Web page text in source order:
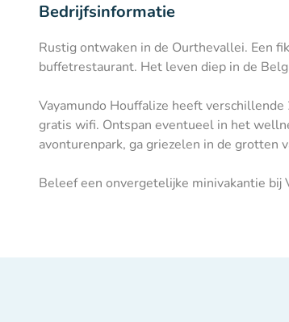
Bedrijfsinformatie
Rustig ontwaken in de Ourthevallei. Een
buffetrestaurant. Het leven diep in de
Vayamundo Houffalize heeft
gratis wifi. Ontspan eventueel in het
avonturenpark, ga griezelen in de grotten
Beleef een onvergetelijke minivakantie bij